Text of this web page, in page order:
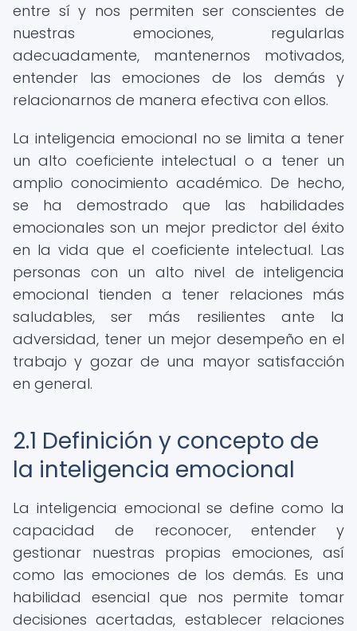
entre sí y nos permiten ser conscientes de
nuestras emociones, regularlas
adecuadamente, mantenernos motivados,
entender las emociones de los demás y
relacionarnos de manera efectiva con ellos.
La inteligencia emocional no se limita a tener
un alto coeficiente intelectual o a tener un
amplio conocimiento académico. De hecho,
se ha demostrado que las habilidades
emocionales son un mejor predictor del éxito
en la vida que el coeficiente intelectual. Las
personas con un alto nivel de inteligencia
emocional tienden a tener relaciones más
saludables, ser más resilientes ante la
adversidad, tener un mejor desempeño en el
trabajo y gozar de una mayor satisfacción
en general.
2.1 Definición y concepto de
la inteligencia emocional
La inteligencia emocional se define como la
capacidad de reconocer, entender y
gestionar nuestras propias emociones, así
como las emociones de los demás. Es una
habilidad esencial que nos permite tomar
decisiones acertadas, establecer relaciones